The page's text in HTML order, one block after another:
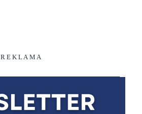
R E K L A M A